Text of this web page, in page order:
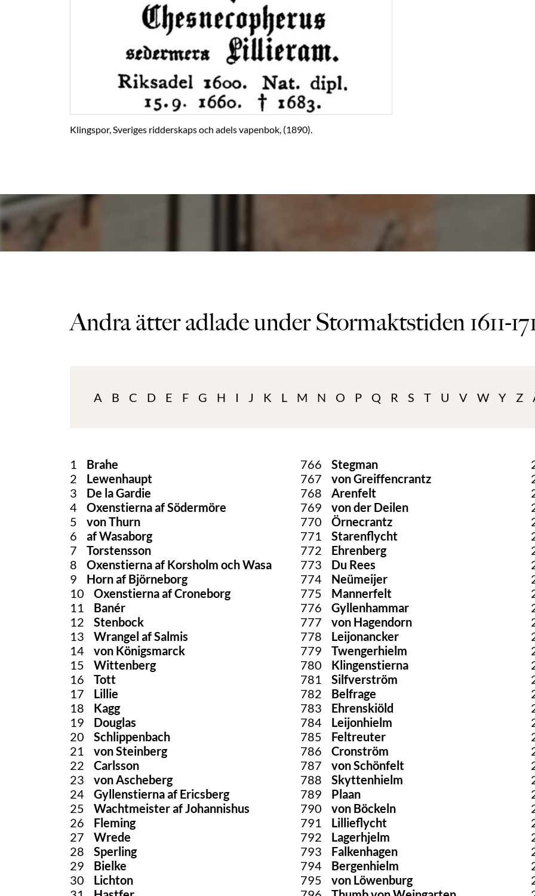
Klingspor, Sveriges ridderskaps och adels vapenbok, (1890).
Andra ätter adlade under Stormaktstiden 1611-
A B C D E F G H I J K L M N O P Q R S T U V W Y Z
1
Brahe
2
Lewenhaupt
3
De la Gardie
4
Oxenstierna af Södermöre
5
von Thurn
6
af Wasaborg
7
Torstensson
8
Oxenstierna af Korsholm och Wasa
9
Horn af Björneborg
10
Oxenstierna af Croneborg
11
Banér
12
Stenbock
13
Wrangel af Salmis
14
von Königsmarck
15
Wittenberg
16
Tott
17
Lillie
18
Kagg
19
Douglas
20
Schlippenbach
21
von Steinberg
22
Carlsson
23
von Ascheberg
24
Gyllenstierna af Ericsberg
25
Wachtmeister af Johannishus
26
Fleming
27
Wrede
28
Sperling
29
Bielke
30
Lichton
766
Stegman
767
von Greiffencrantz
768
Arenfelt
769
von der Deilen
770
Örnecrantz
771
Starenflycht
772
Ehrenberg
773
Du Rees
774
Neümeijer
775
Mannerfelt
776
Gyllenhammar
777
von Hagendorn
778
Leijonancker
779
Twengerhielm
780
Klingenstierna
781
Silfverström
782
Belfrage
783
Ehrenskiöld
784
Leijonhielm
785
Feltreuter
786
Cronström
787
von Schönfelt
788
Skyttenhielm
789
Plaan
790
von Böckeln
791
Lillieflycht
792
Lagerhjelm
793
Falkenhagen
794
Bergenhielm
795
von Löwenburg